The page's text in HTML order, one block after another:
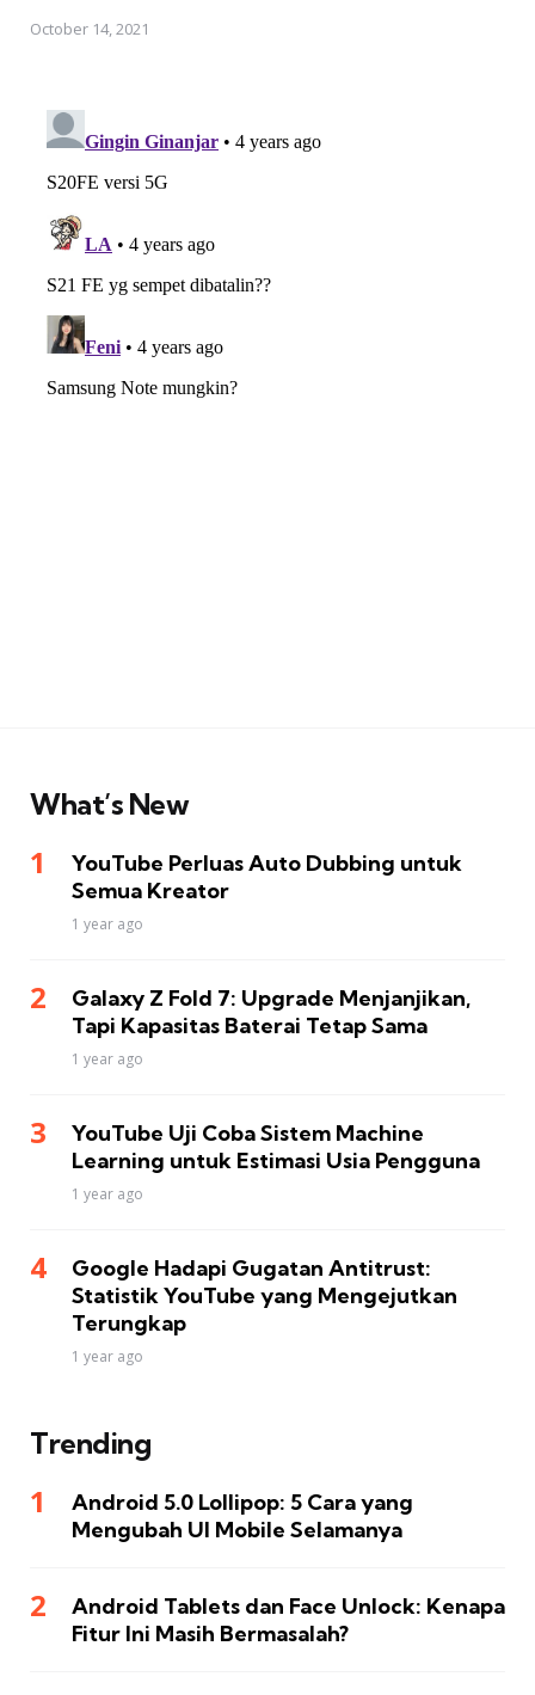
October 14, 2021
What’s New
YouTube Perluas Auto Dubbing untuk
Semua Kreator
1 year ago
Galaxy Z Fold 7: Upgrade Menjanjikan,
Tapi Kapasitas Baterai Tetap Sama
1 year ago
YouTube Uji Coba Sistem Machine
Learning untuk Estimasi Usia Pengguna
1 year ago
Google Hadapi Gugatan Antitrust:
Statistik YouTube yang Mengejutkan
Terungkap
1 year ago
Trending
Android 5.0 Lollipop: 5 Cara yang
Mengubah UI Mobile Selamanya
Android Tablets dan Face Unlock: Kenapa
Fitur Ini Masih Bermasalah?